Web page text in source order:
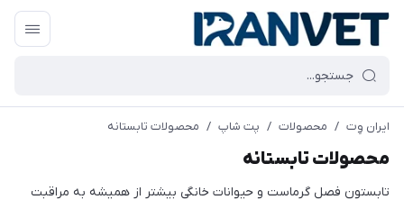
ایران وِت / محصولات / پت شاپ / محصولات تابستانه
محصولات تابستانه
تابستون فصل گرماست و حیوانات خانگی بیشتر از همیشه به مراقبت